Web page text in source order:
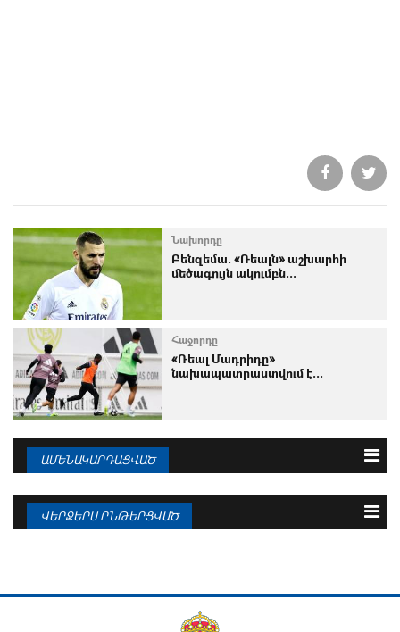
Նախորդը
Բենզեմա. «Ռեալն» աշխարհի
մեծագույն ակումբն...
Հաջորդը
«Ռեալ Մադրիդը»
նախապատրաստվում է...
ԱՄԵՆԱԿԱՐԴԱՑՎԱԾ
ՎԵՐՋԵՐՍ ԸՆԹԵՐՑՎԱԾ